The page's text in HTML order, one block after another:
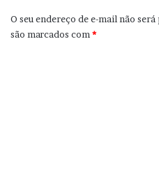
O seu endereço de e-mail não
são marcados com *